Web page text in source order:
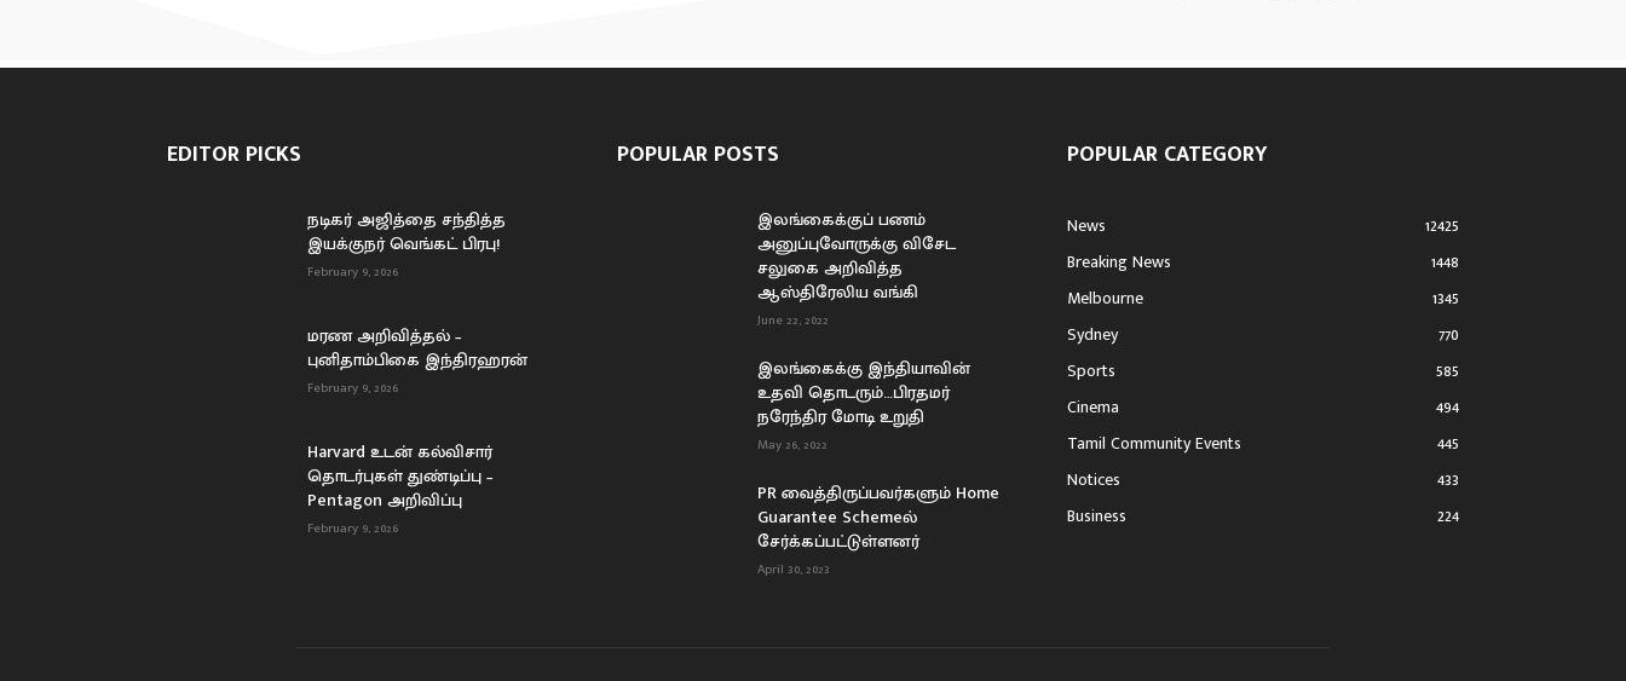
EDITOR PICKS
நடிகர் அஜித்தை சந்தித்த
இயக்குநர் வெங்கட் பிரபு!
February 9, 2026
மரண அறிவித்தல் –
புனிதாம்பிகை இந்திரஹரன்
February 9, 2026
Harvard உடன் கல்விசார்
தொடர்புகள் துண்டிப்பு –
Pentagon அறிவிப்பு
February 9, 2026
POPULAR POSTS
இலங்கைக்குப் பணம்
அனுப்புவோருக்கு விசேட
சலுகை அறிவித்த
ஆஸ்திரேலிய வங்கி
June 22, 2022
இலங்கைக்கு இந்தியாவின்
உதவி தொடரும்…பிரதமர்
நரேந்திர மோடி உறுதி
May 26, 2022
PR வைத்திருப்பவர்களும் Home
Guarantee Schemeல்
சேர்க்கப்பட்டுள்ளனர்
April 30, 2023
POPULAR CATEGORY
News
12425
Breaking News
1448
Melbourne
1345
Sydney
770
Sports
585
Cinema
494
Tamil Community Events
445
Notices
433
Business
224